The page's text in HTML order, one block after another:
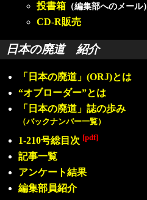
投書箱 （編集部へのメール）
CD-R販売
日本の廃道 紹介
「日本の廃道」(ORJ)とは
“オブローダー”とは
「日本の廃道」誌の歩み
（バックナンバー一覧）
1-210号総目次 [pdf]
記事一覧
アンケート結果
編集部員紹介